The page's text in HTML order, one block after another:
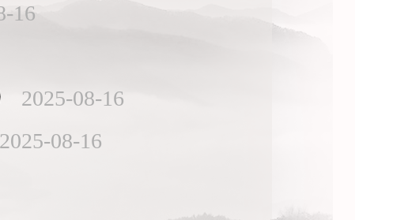
16
2025-08-16
2025-08-16